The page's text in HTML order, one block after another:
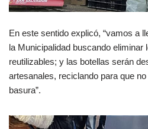
En este sentido explicó, “vamos a
la Municipalidad buscando
reutilizables; y las botellas serán
artesanales, reciclando para que
basura”.